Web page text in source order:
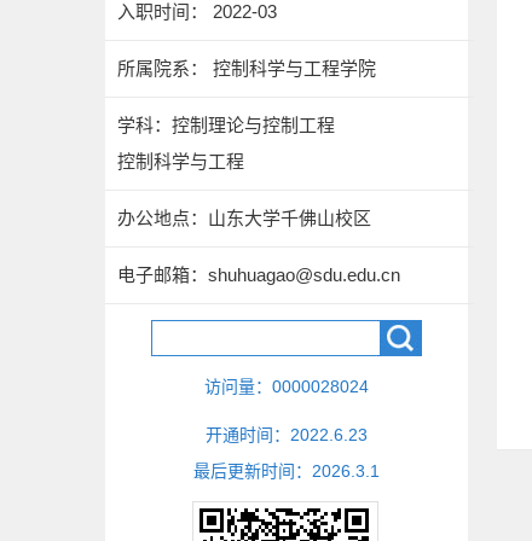
入职时间： 2022-03
所属院系： 控制科学与工程学院
学科：控制理论与控制工程
控制科学与工程
办公地点：山东大学千佛山校区
电子邮箱： shuhuagao@sdu.edu.cn
访问量： 0000028024
开通时间： 2022 6 23
最后更新时间： 2026 3 1